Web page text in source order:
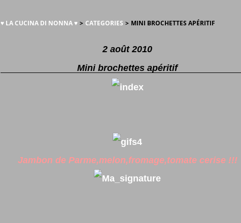
♥ LA CUCINA DI NONNA ♥ > CATEGORIES > MINI BROCHETTES APÉRITIF
2 août 2010
Mini brochettes apéritif
Jambon de Parme,melon,fromage,tomate cerise !!!